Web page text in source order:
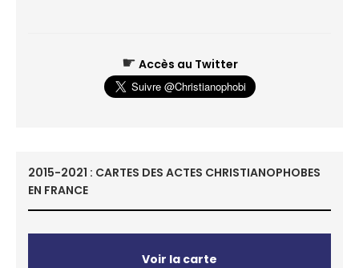
☛ Accès au Twitter
2015-2021 : CARTES DES ACTES CHRISTIANOPHOBES
EN FRANCE
Voir la carte